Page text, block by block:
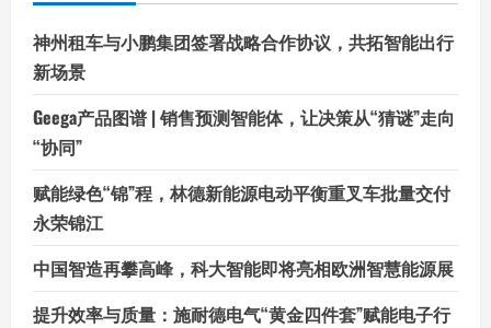
神州租车与小鹏集团签署战略合作协议，共拓智能出行
新场景
Geega产品图谱 | 销售预测智能体，让决策从“猜谜”走向
“协同”
赋能绿色“锦”程，林德新能源电动平衡重叉车批量交付
永荣锦江
中国智造再攀高峰，科大智能即将亮相欧洲智慧能源展
提升效率与质量：施耐德电气“黄金四件套”赋能电子行